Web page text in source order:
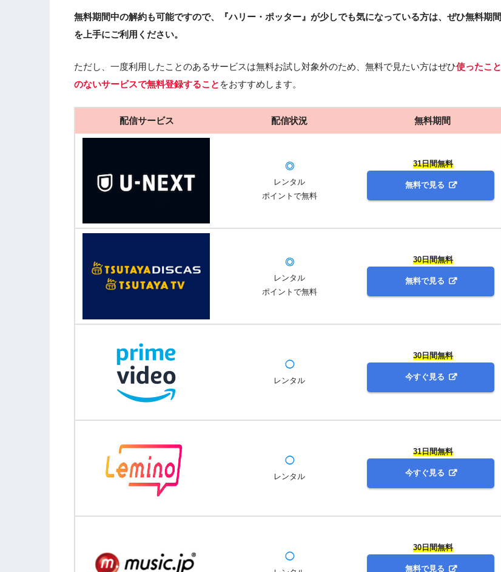
無料期間中の解約も可能ですので、『ハリー・ポッター』が少しでも気になっている方は、ぜひ無料期間
を上手にご利用ください。
ただし、一度利用したことのあるサービスは無料お試し対象外のため、無料で見たい方はぜひ使ったこと
のないサービスで無料登録すること をおすすめします。
配信サービス 配信状況 無料期間
◎
レンタル
ポイントで無料
31日間無料
無料で見る
◎
レンタル
ポイントで無料
30日間無料
無料で見る
◯
レンタル
30日間無料
今すぐ見る
◯
レンタル
31日間無料
今すぐ見る
◯
30日間無料
無料で見る